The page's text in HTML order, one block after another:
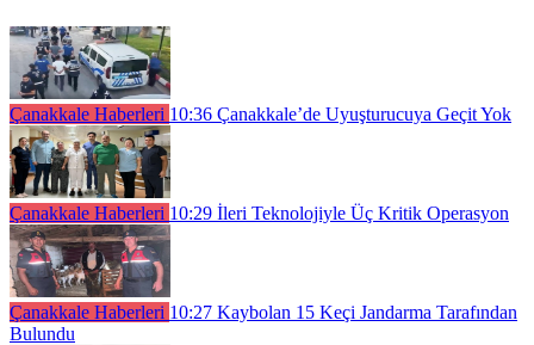
Çanakkale Haberleri 10:36 Çanakkale’de Uyuşturucuya Geçit Yok
Çanakkale Haberleri 10:29 İleri Teknolojiyle Üç Kritik Operasyon
Çanakkale Haberleri 10:27 Kaybolan 15 Keçi Jandarma Tarafından
Bulundu